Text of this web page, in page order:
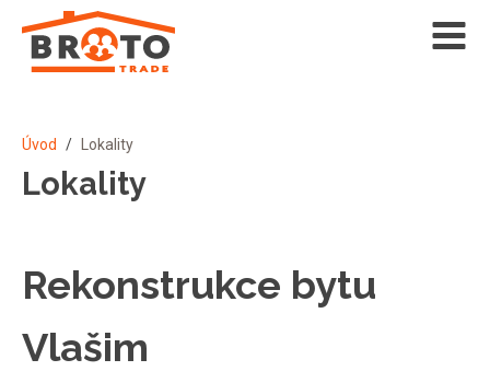
Úvod / Lokality
Lokality
Rekonstrukce bytu
Vlašim